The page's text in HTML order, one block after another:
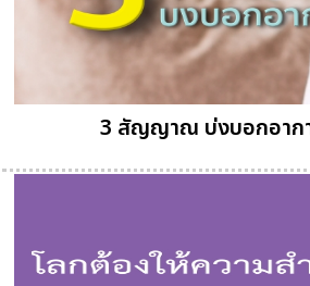
3 สัญญาณ บ่งบอกอาก